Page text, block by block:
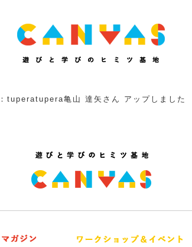
tuperatupera亀山 達矢さん アップしました